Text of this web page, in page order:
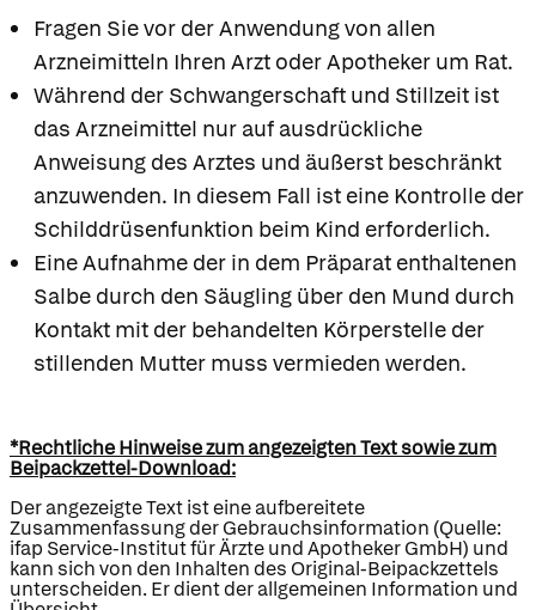
Fragen Sie vor der Anwendung von allen
Arzneimitteln Ihren Arzt oder Apotheker um Rat.
Während der Schwangerschaft und Stillzeit ist
das Arzneimittel nur auf ausdrückliche
Anweisung des Arztes und äußerst beschränkt
anzuwenden. In diesem Fall ist eine Kontrolle der
Schilddrüsenfunktion beim Kind erforderlich.
Eine Aufnahme der in dem Präparat enthaltenen
Salbe durch den Säugling über den Mund durch
Kontakt mit der behandelten Körperstelle der
stillenden Mutter muss vermieden werden.
*Rechtliche Hinweise zum angezeigten Text sowie zum
Beipackzettel-Download:
Der angezeigte Text ist eine aufbereitete
Zusammenfassung der Gebrauchsinformation (Quelle:
ifap Service-Institut für Ärzte und Apotheker GmbH) und
kann sich von den Inhalten des Original-Beipackzettels
unterscheiden. Er dient der allgemeinen Information und